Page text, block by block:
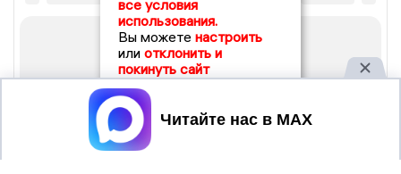
все условия
использования.
Вы можете настроить
или отклонить и
покинуть сайт
Принять